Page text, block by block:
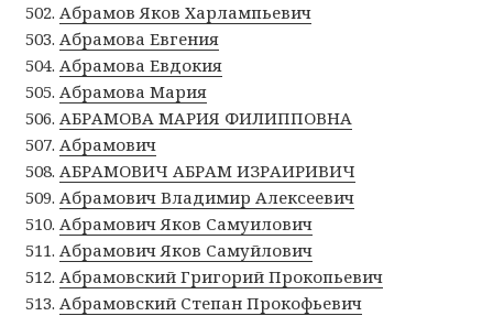
Абрамов Яков Харлампьевич
Абрамова Евгения
Абрамова Евдокия
Абрамова Мария
АБРАМОВА МАРИЯ ФИЛИППОВНА
Абрамович
АБРАМОВИЧ АБРАМ ИЗРАИРИВИЧ
Абрамович Владимир Алексеевич
Абрамович Яков Самуилович
Абрамович Яков Самуйлович
Абрамовский Григорий Прокопьевич
Абрамовский Степан Прокофьевич